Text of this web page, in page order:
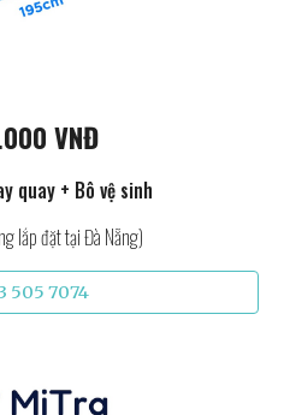
VNĐ
quay + Bô vệ sinh
lắp đặt tại Đà Nẵng)
505 7074